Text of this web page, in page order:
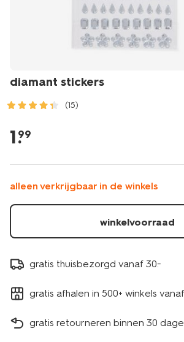
diamant stickers
(15)
hobby/knutselen/stickers/diamant-
stickers-
1.
99
alleen verkrijgbaar in de winkels
winkelvoorraad
gratis thuisbezorgd vanaf 30.-
gratis afhalen in 500+ winkels vanaf
gratis retourneren binnen 30